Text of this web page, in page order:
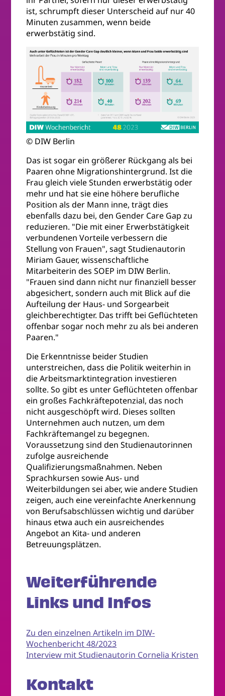
ist, schrumpft dieser Unterscheid auf nur 40
Minuten zusammen, wenn beide
erwerbstätig sind.
© DIW Berlin
Das ist sogar ein größerer Rückgang als bei
Paaren ohne Migrationshintergrund. Ist die
Frau gleich viele Stunden erwerbstätig oder
mehr und hat sie eine höhere berufliche
Position als der Mann inne, trägt dies
ebenfalls dazu bei, den Gender Care Gap zu
reduzieren. "Die mit einer Erwerbstätigkeit
verbundenen Vorteile verbessern die
Stellung von Frauen", sagt Studienautorin
Miriam Gauer, wissenschaftliche
Mitarbeiterin des SOEP im DIW Berlin.
"Frauen sind dann nicht nur finanziell besser
abgesichert, sondern auch mit Blick auf die
Aufteilung der Haus- und Sorgearbeit
gleichberechtigter. Das trifft bei Geflüchteten
offenbar sogar noch mehr zu als bei anderen
Paaren."
Die Erkenntnisse beider Studien
unterstreichen, dass die Politik weiterhin in
die Arbeitsmarktintegration investieren
sollte. So gibt es unter Geflüchteten offenbar
ein großes Fachkräftepotenzial, das noch
nicht ausgeschöpft wird. Dieses sollten
Unternehmen auch nutzen, um dem
Fachkräftemangel zu begegnen.
Voraussetzung sind den Studienautorinnen
zufolge ausreichende
Qualifizierungsmaßnahmen. Neben
Sprachkursen sowie Aus- und
Weiterbildungen sei aber, wie andere Studien
zeigen, auch eine vereinfachte Anerkennung
von Berufsabschlüssen wichtig und darüber
hinaus etwa auch ein ausreichendes
Angebot an Kita- und anderen
Betreuungsplätzen.
Weiterführende
Links und Infos
Zu den einzelnen Artikeln im DIW-
Wochenbericht 48/2023
Interview mit Studienautorin Cornelia Kristen
Kontakt